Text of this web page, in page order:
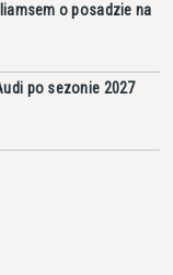
o posadzie na
po sezonie 2027